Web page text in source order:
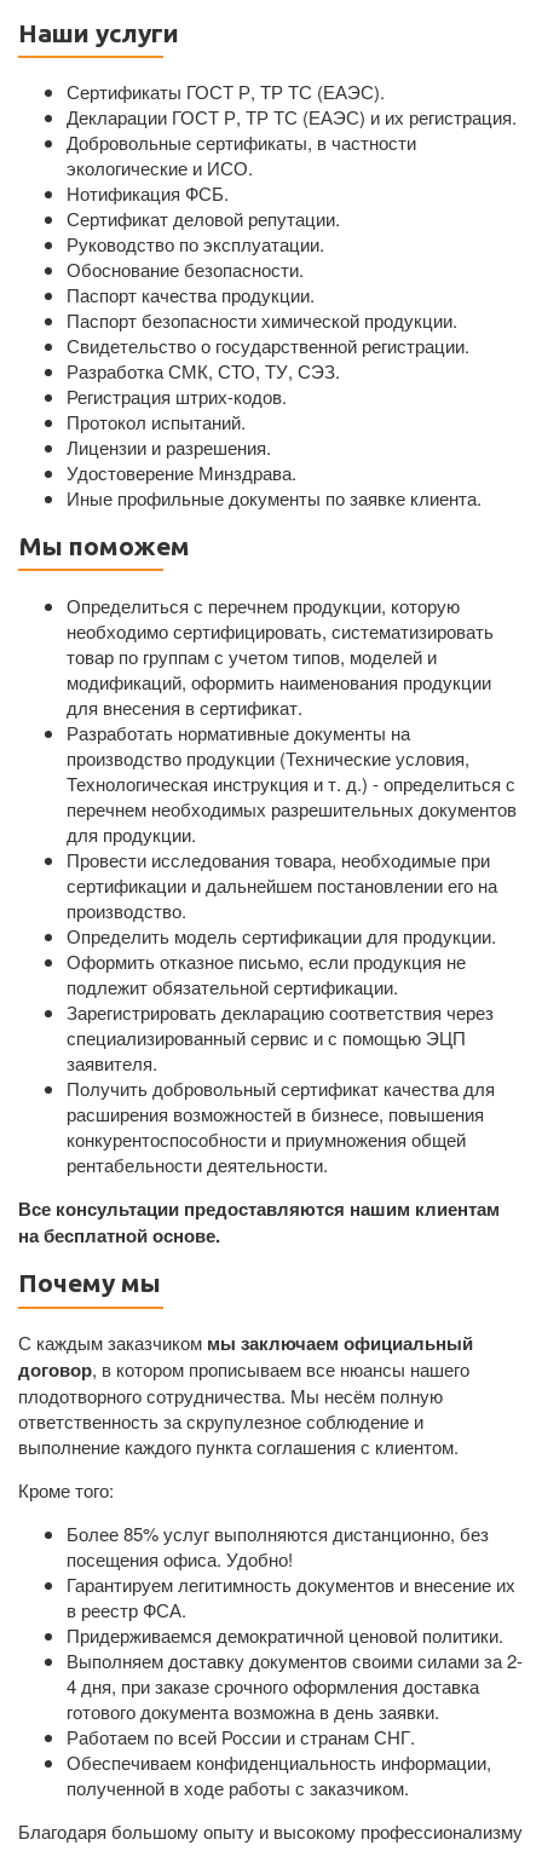
Наши услуги
Сертификаты ГОСТ Р, ТР ТС (ЕАЭС).
Декларации ГОСТ Р, ТР ТС (ЕАЭС) и их регистрация.
Добровольные сертификаты, в частности
экологические и ИСО.
Нотификация ФСБ.
Сертификат деловой репутации.
Руководство по эксплуатации.
Обоснование безопасности.
Паспорт качества продукции.
Паспорт безопасности химической продукции.
Свидетельство о государственной регистрации.
Разработка СМК, СТО, ТУ, СЭЗ.
Регистрация штрих-кодов.
Протокол испытаний.
Лицензии и разрешения.
Удостоверение Минздрава.
Иные профильные документы по заявке клиента.
Мы поможем
Определиться с перечнем продукции, которую
необходимо сертифицировать, систематизировать
товар по группам с учетом типов, моделей и
модификаций, оформить наименования продукции
для внесения в сертификат.
Разработать нормативные документы на
производство продукции (Технические условия,
Технологическая инструкция и т. д.) - определиться с
перечнем необходимых разрешительных документов
для продукции.
Провести исследования товара, необходимые при
сертификации и дальнейшем постановлении его на
производство.
Определить модель сертификации для продукции.
Оформить отказное письмо, если продукция не
подлежит обязательной сертификации.
Зарегистрировать декларацию соответствия через
специализированный сервис и с помощью ЭЦП
заявителя.
Получить добровольный сертификат качества для
расширения возможностей в бизнесе, повышения
конкурентоспособности и приумножения общей
рентабельности деятельности.
Все консультации предоставляются нашим клиентам
на бесплатной основе.
Почему мы
С каждым заказчиком мы заключаем официальный
договор, в котором прописываем все нюансы нашего
плодотворного сотрудничества. Мы несём полную
ответственность за скрупулезное соблюдение и
выполнение каждого пункта соглашения с клиентом.
Кроме того:
Более 85% услуг выполняются дистанционно, без
посещения офиса. Удобно!
Гарантируем легитимность документов и внесение их
в реестр ФСА.
Придерживаемся демократичной ценовой политики.
Выполняем доставку документов своими силами за 2-
4 дня, при заказе срочного оформления доставка
готового документа возможна в день заявки.
Работаем по всей России и странам СНГ.
Обеспечиваем конфиденциальность информации,
полученной в ходе работы с заказчиком.
Благодаря большому опыту и высокому профессионализму